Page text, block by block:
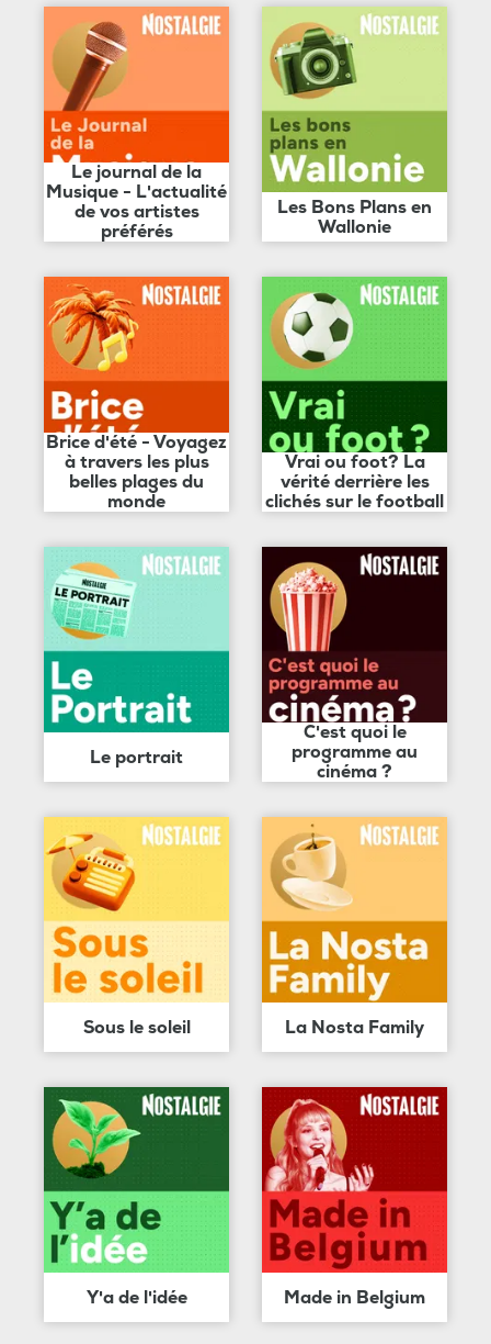
Le journal de la
Musique - L'actualité
de vos artistes
préférés
Les Bons Plans en
Wallonie
Brice d'été - Voyagez
à travers les plus
belles plages du
monde
Vrai ou foot? La
vérité derrière les
clichés sur le football
Le portrait
C'est quoi le
programme au
cinéma ?
Sous le soleil La Nosta Family
Y'a de l'idée Made in Belgium